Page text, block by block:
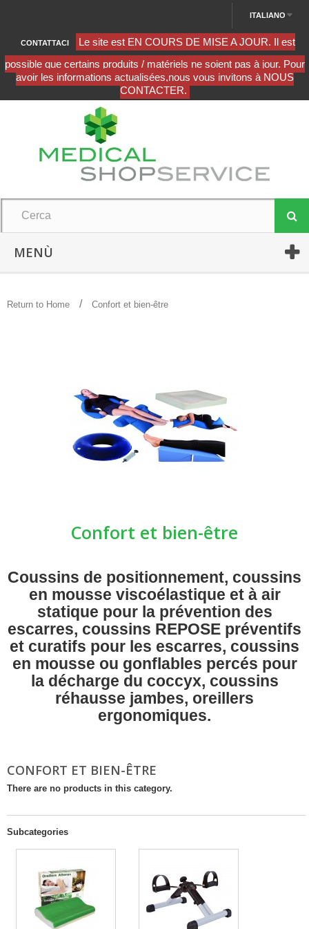
ITALIANO
CONTATTACI
MENÙ
Return to Home Confort et bien-être
Confort et bien-être
Coussins de positionnement, coussins
en mousse viscoélastique et à air
statique pour la prévention des
escarres, coussins REPOSE préventifs
et curatifs pour les escarres, coussins
en mousse ou gonflables percés pour
la décharge du coccyx, coussins
réhausse jambes, oreillers
ergonomiques.
CONFORT ET BIEN-ÊTRE
There are no products in this category.
Subcategories